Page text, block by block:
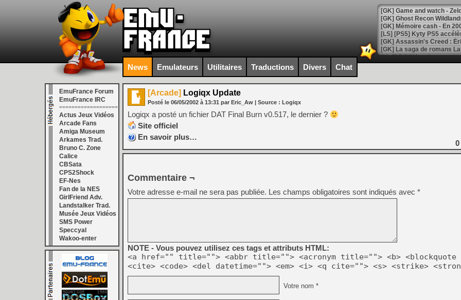
[Mo5] DOOM arrive en
[GK] Bethesda fête les 30
[GK] Roblox : l'action en
[GK] Agenda - GeForce
[LS] [PS5] ps5-y2jb-
[GK] Pourquoi Marvel
[GK] Test : Restory : Chill
[GK] GTA 6 : Rockstar
[GK] Hot Wheels Infinite
[GK] Mémoire cash -
[GK] Résultats Nintendo :
[GK] Déjà des
[Mo5] Brickboy cherche à
[GK] Minecraft et ses «
[GK] Beast of
[GK] Ubisoft : fin de partie
[GK] Mémoire cash -
[GK] Dan Houser (GTA)
[GK] Comment EA Sports
[GK] Crimson Moon : un
[GK] Isle of Reveries : le
[GK] Moonlighter 2 : The
[GK] Capcom relance
News Emulateurs Utilitaires Traductions Divers Chat
EmuFrance Forum
EmuFrance IRC
===================
Actus Jeux Vidéos
Arcade Fans
Amiga Museum
Arkames Trad.
Bruno C. Zone
Calice
CBSata
CPS2Shock
EF-Nes
Fan de la NES
GirlFriend Adv.
Landstalker Trad.
Musée Jeux Vidéos
SMS Power
Speccyal
Wakoo-enter
[Arcade] Logiqx Update
Posté le 06/05/2002 à 13:31 par Eric_Aw | Source : Logiqx
Logiqx a posté un fichier DAT Final Burn v0.517, le dernier ?
Site officiel
En savoir plus…
0
Commentaire ¬
Votre adresse e-mail ne sera pas publiée. Les champs obligatoires sont indiqués avec *
NOTE - Vous pouvez utilisez ces tags et attributs HTML:
<a href="" title=""> <abbr title=""> <acronym title=""> <b> <blockquote
<cite> <code> <del datetime=""> <em> <i> <q cite=""> <s> <strike>
Votre nom *